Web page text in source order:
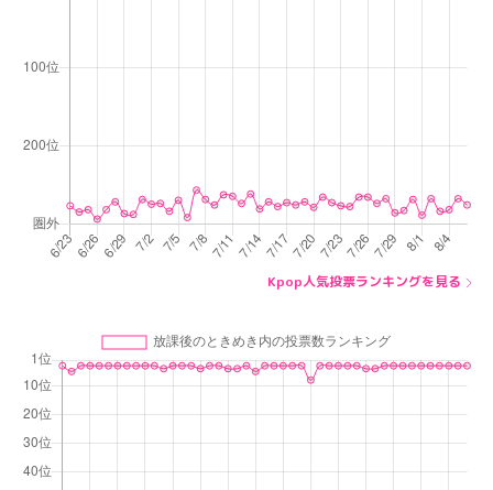
Kpop人気投票ランキングを見る